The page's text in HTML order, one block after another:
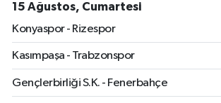
15 Ağustos, Cumartesi
Konyaspor - Rizespor
Kasımpaşa - Trabzonspor
Gençlerbirliği S.K. - Fenerbahçe